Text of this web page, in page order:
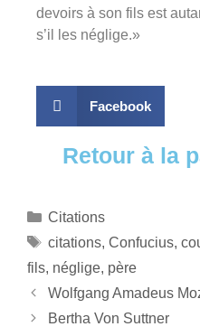
devoirs à son fils est
s’il les néglige.»
Facebook
Retour à la
Citations
citations, Confucius,
fils, néglige, père
Wolfgang Amadeus
Bertha Von Suttner